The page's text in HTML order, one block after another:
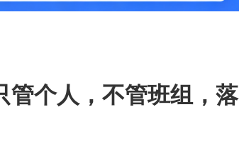
管个人，不管班组，落